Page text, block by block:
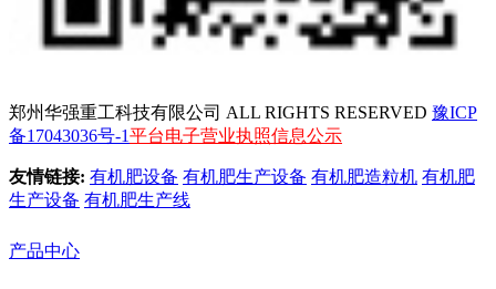
郑州华强重工科技有限公司 ALL RIGHTS RESERVED 豫ICP
备17043036号-1平台电子营业执照信息公示
友情链接: 有机肥设备 有机肥生产设备 有机肥造粒机 有机肥
生产设备 有机肥生产线
产品中心